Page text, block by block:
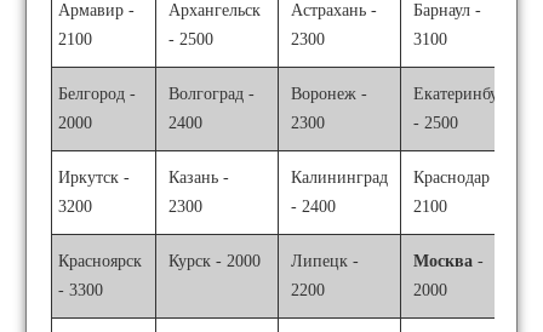
Армавир -
2100
Архангельск
- 2500
Астрахань -
2300
Барнаул -
3100
Белгород -
2000
Волгоград -
2400
Воронеж -
2300
Екатеринбург
- 2500
Иркутск -
3200
Казань -
2300
Калининград
- 2400
Краснодар -
2100
Красноярск
- 3300
Курск - 2000
Липецк -
2200
Москва -
2000